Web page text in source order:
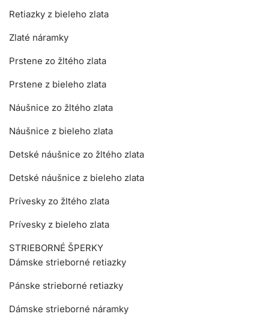
Retiazky z bieleho zlata
Zlaté náramky
Prstene zo žltého zlata
Prstene z bieleho zlata
Náušnice zo žltého zlata
Náušnice z bieleho zlata
Detské náušnice zo žltého zlata
Detské náušnice z bieleho zlata
Prívesky zo žltého zlata
Prívesky z bieleho zlata
STRIEBORNÉ ŠPERKY
Dámske strieborné retiazky
Pánske strieborné retiazky
Dámske strieborné náramky